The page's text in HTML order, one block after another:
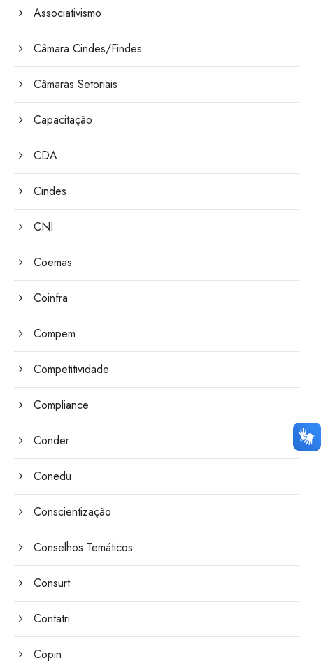
Associativismo
Câmara Cindes/Findes
Câmaras Setoriais
Capacitação
CDA
Cindes
CNI
Coemas
Coinfra
Compem
Competitividade
Compliance
Conder
Conedu
Conscientização
Conselhos Temáticos
Consurt
Contatri
Copin